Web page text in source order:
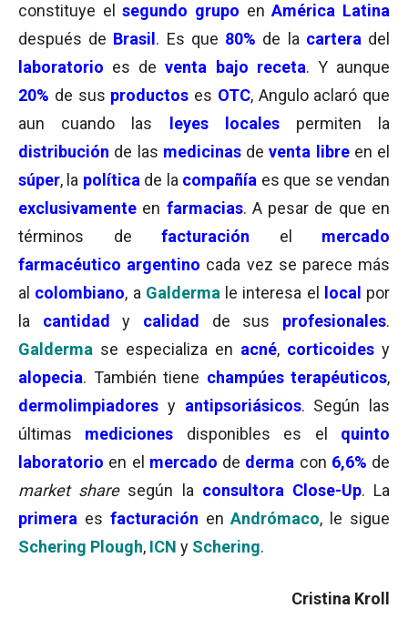
constituye elsegundo grupo enAmérica Latina
después de Brasil . Es que 80% de la cartera del
laboratorio es deventa bajo receta. Y aunque
20% de sus productos es OTC, Angulo aclaró que
aun cuando las
leyes localespermiten la
distribución de las medicinas deventa libreen el
súper, la política de la compañía es que se vendan
exclusivamente en farmacias. A pesar de que en
términos de facturación el mercado
farmacéutico argentino cada vez se parece más
al colombiano, a Galderma le interesa el local por
la cantidad y calidad de sus profesionales.
Galderma se especializa en acné, corticoides y
alopecia. También tiene champúes terapéuticos,
dermolimpiadores y antipsoriásicos. Según las
últimas mediciones disponibles es el quinto
laboratorio en el mercado de derma con 6,6% de
market sharesegún la consultora Close-Up. La
primera es facturación enAndrómaco, le sigue
Schering Plough, ICN y Schering.
Cristina Kroll